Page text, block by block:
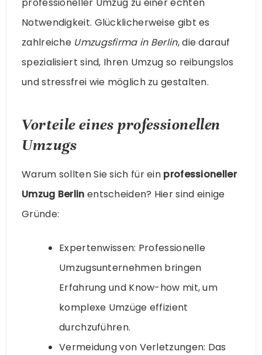
Notwendigkeit. Glücklicherweise gibt es
zahlreiche Umzugsfirma in Berlin, die darauf
spezialisiert sind, Ihren Umzug so reibungslos
und stressfrei wie möglich zu gestalten.
Vorteile eines professionellen
Umzugs
Warum sollten Sie sich für ein professioneller
Umzug Berlin entscheiden? Hier sind einige
Gründe:
Expertenwissen: Professionelle
Umzugsunternehmen bringen
Erfahrung und Know-how mit, um
komplexe Umzüge effizient
durchzuführen.
Vermeidung von Verletzungen: Das